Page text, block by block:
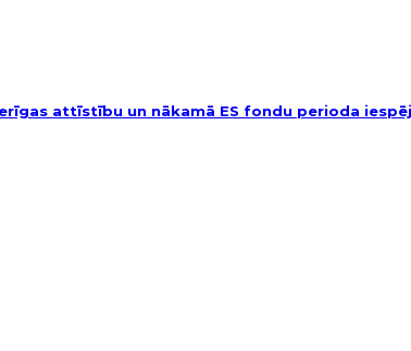
attīstību un nākamā ES fondu perioda